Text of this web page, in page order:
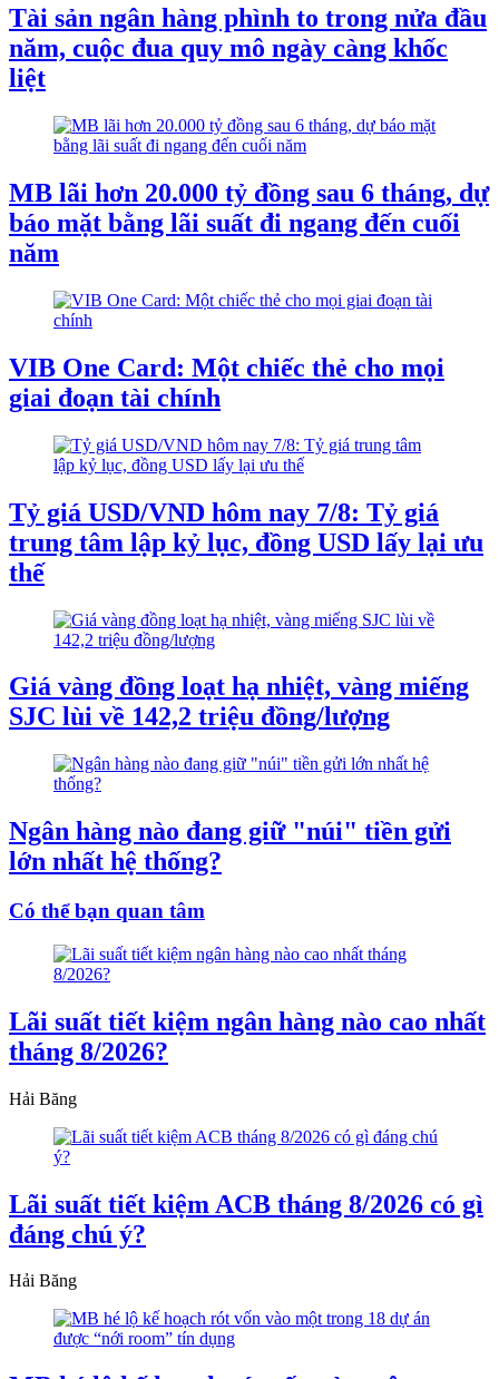
Tài sản ngân hàng phình to trong nửa đầu
năm, cuộc đua quy mô ngày càng khốc
liệt
MB lãi hơn 20.000 tỷ đồng sau 6 tháng, dự
báo mặt bằng lãi suất đi ngang đến cuối
năm
VIB One Card: Một chiếc thẻ cho mọi
giai đoạn tài chính
Tỷ giá USD/VND hôm nay 7/8: Tỷ giá
trung tâm lập kỷ lục, đồng USD lấy lại ưu
thế
Giá vàng đồng loạt hạ nhiệt, vàng miếng
SJC lùi về 142,2 triệu đồng/lượng
Ngân hàng nào đang giữ "núi" tiền gửi
lớn nhất hệ thống?
Có thể bạn quan tâm
Lãi suất tiết kiệm ngân hàng nào cao nhất
tháng 8/2026?
Hải Băng
Lãi suất tiết kiệm ACB tháng 8/2026 có gì
đáng chú ý?
Hải Băng